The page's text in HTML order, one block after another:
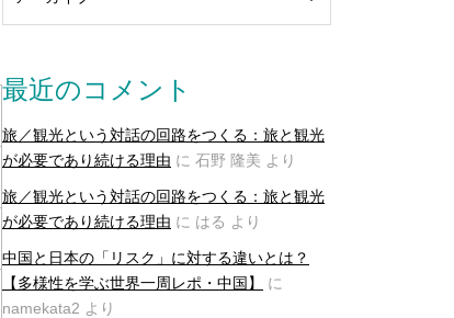
最近のコメント
旅／観光という対話の回路をつくる：旅と観光
が必要であり続ける理由 に 石野 隆美 より
旅／観光という対話の回路をつくる：旅と観光
が必要であり続ける理由 に はる より
中国と日本の「リスク」に対する違いとは？
【多様性を学ぶ世界一周レポ・中国】
に
namekata2 より